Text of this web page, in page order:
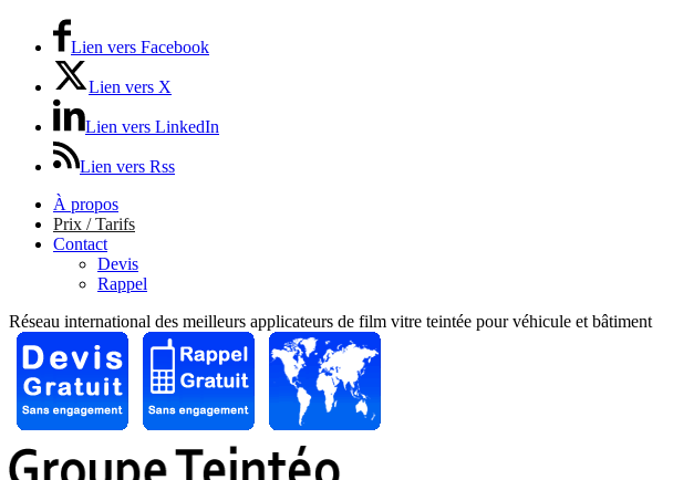
Lien vers Facebook
Lien vers X
Lien vers LinkedIn
Lien vers Rss
À propos
Prix / Tarifs
Contact
Devis
Rappel
Réseau international des meilleurs applicateurs de film vitre teintée pour véhicule et bâtiment